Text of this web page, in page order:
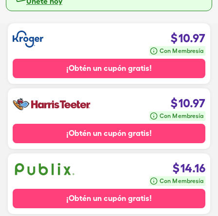
$10.97
Con Membresía
¡Obtén un cupón gratis!
$10.97
Con Membresía
¡Obtén un cupón gratis!
$14.16
Con Membresía
¡Obtén un cupón gratis!